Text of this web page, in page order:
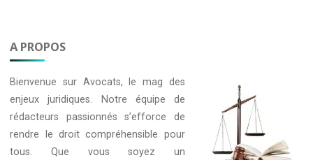
A PROPOS
Bienvenue sur Avocats, le mag des
enjeux juridiques. Notre équipe de
rédacteurs passionnés s’efforce de
rendre le droit compréhensible pour
tous. Que vous soyez un